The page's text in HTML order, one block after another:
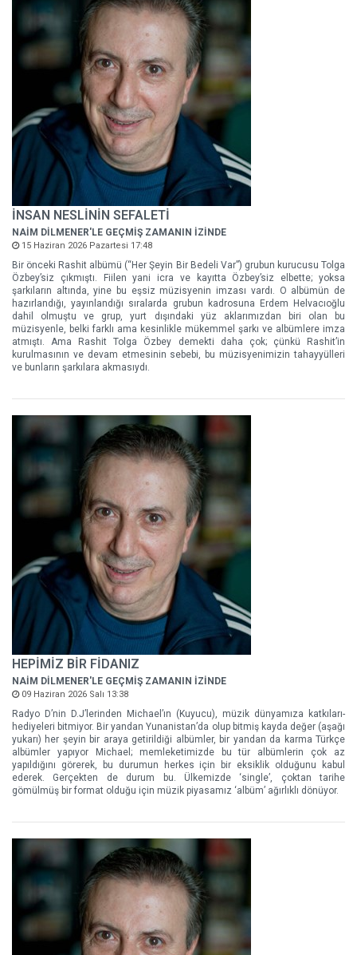
İNSAN NESLİNİN SEFALETİ
NAİM DİLMENER'LE GEÇMİŞ ZAMANIN İZİNDE
15 Haziran 2026 Pazartesi 17:48
Bir önceki Rashit albümü (“Her Şeyin Bir Bedeli Var”) grubun kurucusu Tolga
Özbey’siz çıkmıştı. Fiilen yani icra ve kayıtta Özbey’siz elbette; yoksa
şarkıların altında, yine bu eşsiz müzisyenin imzası vardı. O albümün de
hazırlandığı, yayınlandığı sıralarda grubun kadrosuna Erdem Helvacıoğlu
dahil olmuştu ve grup, yurt dışındaki yüz aklarımızdan biri olan bu
müzisyenle, belki farklı ama kesinlikle mükemmel şarkı ve albümlere imza
atmıştı. Ama Rashit Tolga Özbey demekti daha çok; çünkü Rashit’in
kurulmasının ve devam etmesinin sebebi, bu müzisyenimizin tahayyülleri
ve bunların şarkılara akmasıydı.
HEPİMİZ BİR FİDANIZ
NAİM DİLMENER'LE GEÇMİŞ ZAMANIN İZİNDE
09 Haziran 2026 Salı 13:38
Radyo D’nin D.J’lerinden Michael’ın (Kuyucu), müzik dünyamıza katkıları-
hediyeleri bitmiyor. Bir yandan Yunanistan’da olup bitmiş kayda değer (aşağı
yukarı) her şeyin bir araya getirildiği albümler, bir yandan da karma Türkçe
albümler yapıyor Michael; memleketimizde bu tür albümlerin çok az
yapıldığını görerek, bu durumun herkes için bir eksiklik olduğunu kabul
ederek. Gerçekten de durum bu. Ülkemizde ‘single’, çoktan tarihe
gömülmüş bir format olduğu için müzik piyasamız ‘albüm’ ağırlıklı dönüyor.